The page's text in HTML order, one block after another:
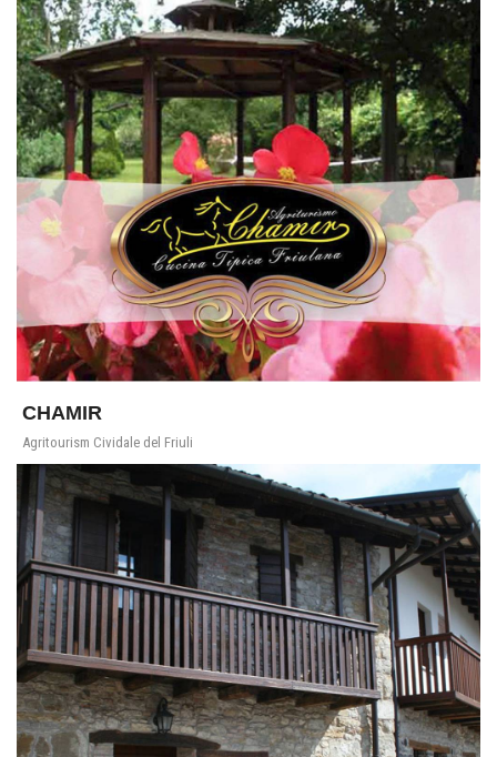
CHAMIR
Agritourism Cividale del Friuli